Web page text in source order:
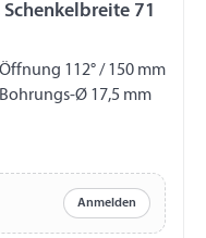
71
112° / 150 mm
Ø 17,5 mm
Anmelden